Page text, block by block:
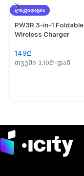
ᲚᲘᲙᲕᲘᲓᲐᲪᲘᲐ
PW3R 3-in-1 Foldable
Wireless Charger
149₾
თვეში 3.10₾-დან